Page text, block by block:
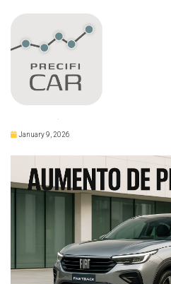
Fiat Fastback
Preço
January 9, 2026